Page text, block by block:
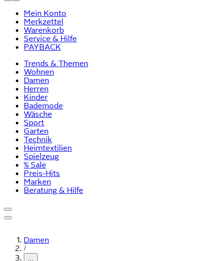
Mein Konto
Merkzettel
Warenkorb
Service & Hilfe
PAYBACK
Trends & Themen
Wohnen
Damen
Herren
Kinder
Bademode
Wäsche
Sport
Garten
Technik
Heimtextilien
Spielzeug
% Sale
Preis-Hits
Marken
Beratung & Hilfe
Damen
/
...